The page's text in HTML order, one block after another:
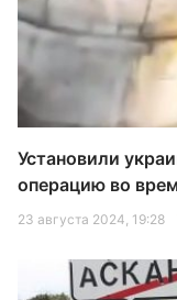
Установили
операцию во
23 августа 2024, 19:28